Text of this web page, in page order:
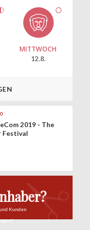
MITTWOCH
12.8.
2019 - The
Festival
Kunden